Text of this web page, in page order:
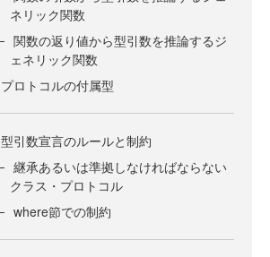
ネリック関数
関数の返り値から型引数を推論するジ
ェネリック関数
プロトコルの付属型
型引数宣言のルールと制約
継承あるいは準拠しなければならない
クラス・プロトコル
where節での制約